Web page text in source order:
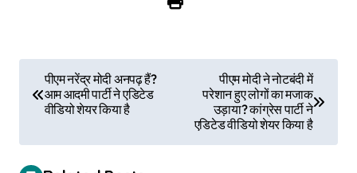
s
पीएम नरेंद्र मोदी अनपढ़ हैं?
आम आदमी पार्टी ने एडिटेड
वीडियो शेयर किया है
पीएम मोदी ने नोटबंदी में
परेशान हुए लोगों का मजाक
उड़ाया? कांग्रेस पार्टी ने
एडिटेड वीडियो शेयर किया है